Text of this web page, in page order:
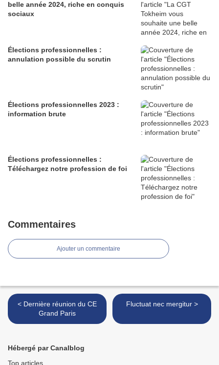
belle année 2024, riche en conquis
sociaux
Élections professionnelles :
annulation possible du scrutin
Élections professionnelles 2023 :
information brute
Élections professionnelles :
Téléchargez notre profession de foi
Commentaires
Ajouter un commentaire
< Dernière réunion du CE
Grand Paris
Fluctuat nec mergitur >
Hébergé par Canalblog
Top articles